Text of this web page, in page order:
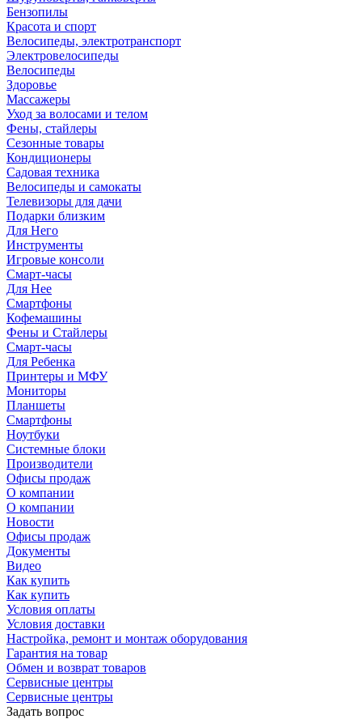
Бензопилы
Красота и спорт
Велосипеды, электротранспорт
Электровелосипеды
Велосипеды
Здоровье
Массажеры
Уход за волосами и телом
Фены, стайлеры
Сезонные товары
Кондиционеры
Садовая техника
Велосипеды и самокаты
Телевизоры для дачи
Подарки близким
Для Него
Инструменты
Игровые консоли
Смарт-часы
Для Нее
Смартфоны
Кофемашины
Фены и Стайлеры
Смарт-часы
Для Ребенка
Принтеры и МФУ
Мониторы
Планшеты
Смартфоны
Ноутбуки
Системные блоки
Производители
Офисы продаж
О компании
О компании
Новости
Офисы продаж
Документы
Видео
Как купить
Как купить
Условия оплаты
Условия доставки
Настройка, ремонт и монтаж оборудования
Гарантия на товар
Обмен и возврат товаров
Сервисные центры
Сервисные центры
Задать вопрос